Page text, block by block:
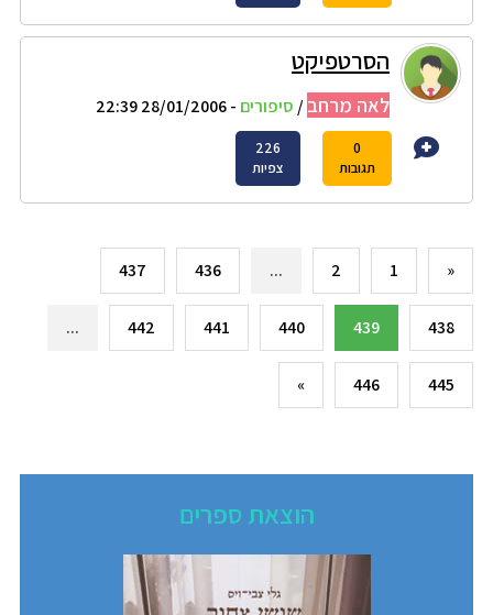
הוצאת ספרים
הסרטפיקט
לאה מרחב/ סיפורים - 28/01/2006 22:39
0
תגובות
226
צפיות
«
1
2
...
436
437
438
439
440
441
442
...
445
446
»